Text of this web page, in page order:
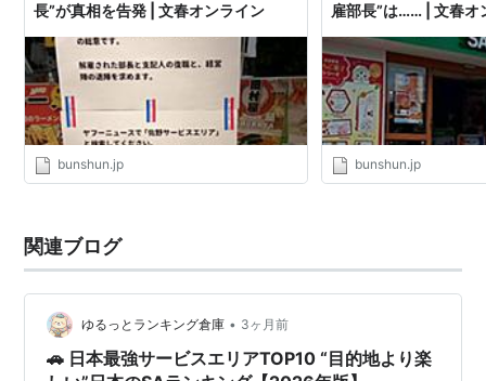
長”が真相を告発 | 文春オンライン
bunshun.jp
雇部長”は…… | 文春オ
bunshun.jp
関連ブログ
ゆるっとランキング倉庫 • 3ヶ月前
🚗 日本最強サービスエリアTOP10 “目的地より楽